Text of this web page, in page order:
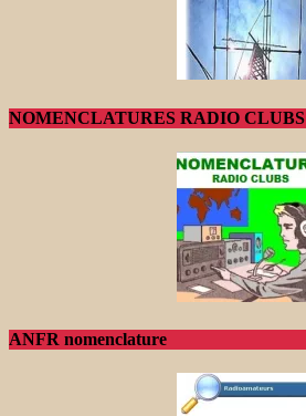
NOMENCLATURES RADIO CLUBS
ANFR nomenclature